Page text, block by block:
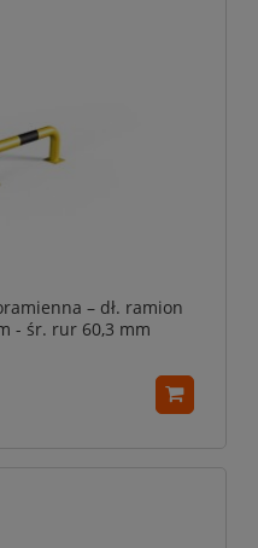
– dł. ramion
- śr. rur 60,3 mm